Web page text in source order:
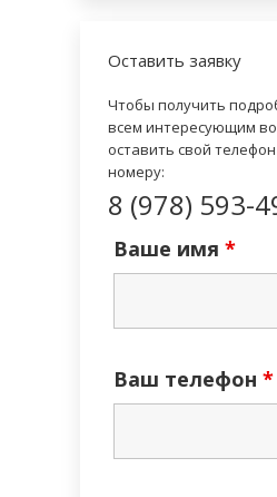
Оставить заявку
Чтобы получить
всем интересующим
оставить свой
номеру:
8 (978) 593-
Ваше имя *
Ваш телефон *